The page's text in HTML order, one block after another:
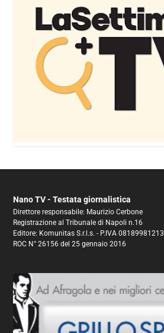
Nano TV - Testata giornalistica
Direttore responsabile: Maurizio Cerbone
Registrazione al Tribunale di Napoli n.16
Editore: Komunitas S.r.l.s. - P.IVA 08189981213
ROC N° 26156 del 25 gennaio 2016